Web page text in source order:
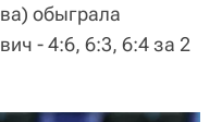
обыграла
- 4:6, 6:3, 6:4 за 2